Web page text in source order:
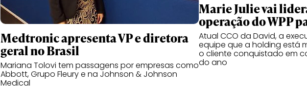
Medtronic apresenta VP e diretora
geral no Brasil
Mariana Tolovi tem passagens por empresas como
Abbott, Grupo Fleury e na Johnson & Johnson
Medical
Marie Julie vai
operação do WPP
Atual CCO da David, a
equipe que a holding está
o cliente conquistado em
do ano